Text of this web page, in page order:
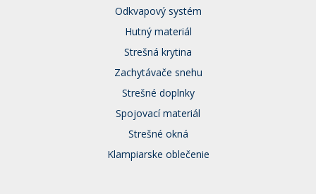
Odkvapový systém
Hutný materiál
Strešná krytina
Zachytávače snehu
Strešné doplnky
Spojovací materiál
Strešné okná
Klampiarske oblečenie